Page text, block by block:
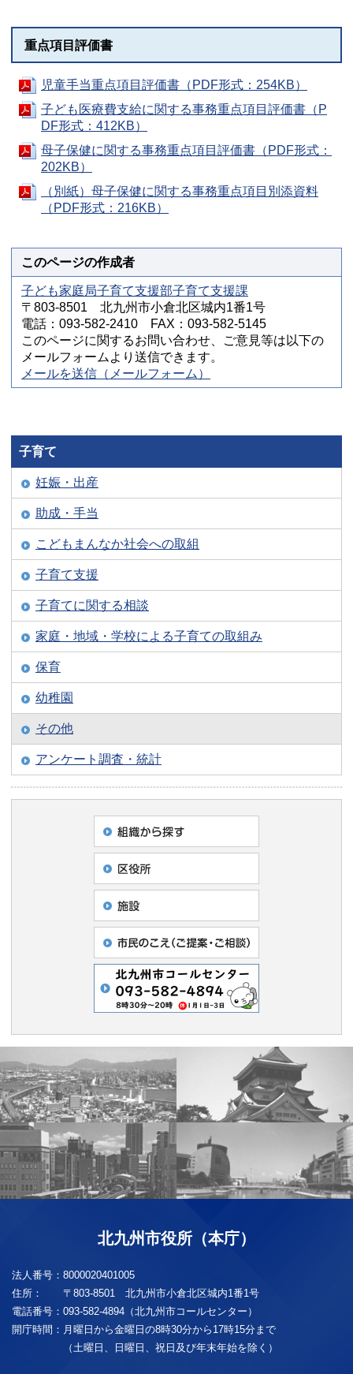
重点項目評価書
児童手当重点項目評価書（PDF形式：254KB）
子ども医療費支給に関する事務重点項目評価書（P
DF形式：412KB）
母子保健に関する事務重点項目評価書（PDF形式：
202KB）
（別紙）母子保健に関する事務重点項目別添資料
（PDF形式：216KB）
このページの作成者
子ども家庭局子育て支援部子育て支援課
〒803-8501 北九州市小倉北区城内1番1号
電話：093-582-2410 FAX：093-582-5145
このページに関するお問い合わせ、ご意見等は以下の
メールフォームより送信できます。
メールを送信（メールフォーム）
子育て
妊娠・出産
助成・手当
こどもまんなか社会への取組
子育て支援
子育てに関する相談
家庭・地域・学校による子育ての取組み
保育
幼稚園
その他
アンケート調査・統計
北九州市役所（本庁）
法人番号： 8000020401005
住所：
〒803-8501 北九州市小倉北区城内1番1号
電話番号： 093-582-4894（北九州市コールセンター）
開庁時間： 月曜日から金曜日の8時30分から17時15分まで
（土曜日、日曜日、祝日及び年末年始を除く）